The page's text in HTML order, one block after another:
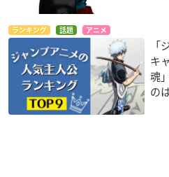
ランキング 話題 アニメ
「
キ
魂
の